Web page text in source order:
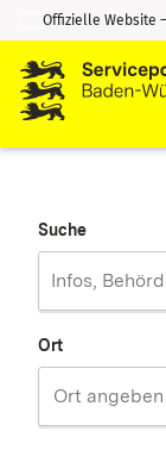
Zum Inhalt
Zur Suche
Offizielle Website
Suche
Ort